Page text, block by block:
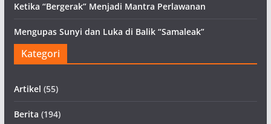
Ketika “Bergerak” Menjadi Mantra Perlawanan
Mengupas Sunyi dan Luka di Balik “Samaleak”
Kategori
Artikel (55)
Berita (194)